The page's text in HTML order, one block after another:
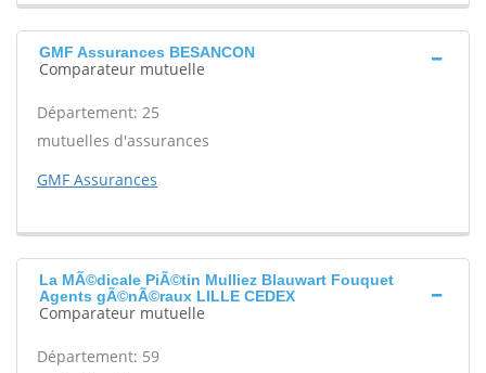
GMF Assurances BESANCON
Comparateur mutuelle
Département: 25
mutuelles d'assurances
GMF Assurances
La MÃ©dicale PiÃ©tin Mulliez Blauwart Fouquet
Agents gÃ©nÃ©raux LILLE CEDEX
Comparateur mutuelle
Département: 59